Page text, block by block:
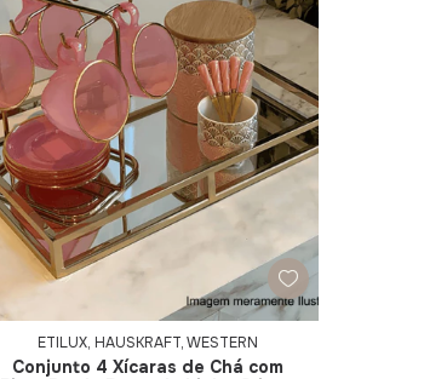
ETILUX, HAUSKRAFT, WESTERN
Conjunto 4 Xícaras de Chá com